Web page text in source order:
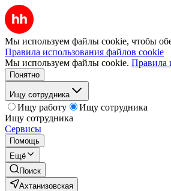
Мы используем файлы cookie, чтобы
Правила использования файлов cookie
Мы используем файлы cookie. Правила
Понятно
Ищу сотрудника
Ищу работу
Ищу сотрудника
Ищу сотрудника
Сервисы
Помощь
Ещё
Поиск
Ахтанизовская